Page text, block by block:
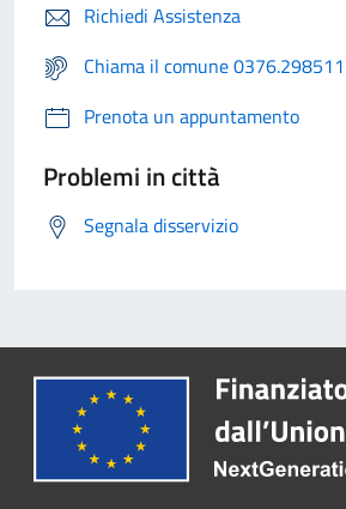
Richiedi Assistenza
Chiama il comune 0376.298511
Prenota un appuntamento
Problemi in città
Segnala disservizio